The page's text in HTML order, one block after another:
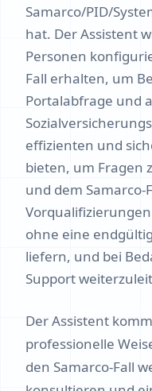
Samarco/PID/
hat. Der Assistent
Personen
Fall erhalten, um
Portalabfrage und
effizienten und
bieten, um Fragen
und dem Samarco-
ohne eine
liefern, und bei
Support
Der Assistent
professionelle
den Samarco-Fall